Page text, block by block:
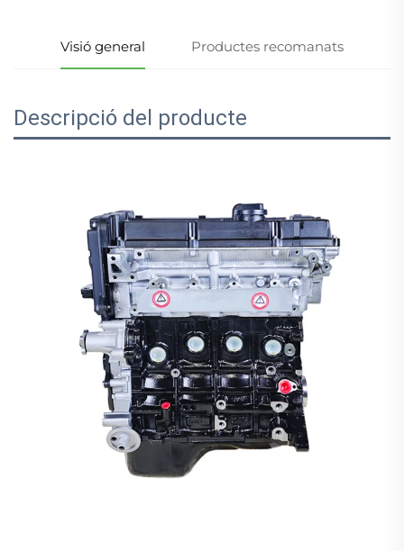
Visió general Productes recomanats
Descripció del producte